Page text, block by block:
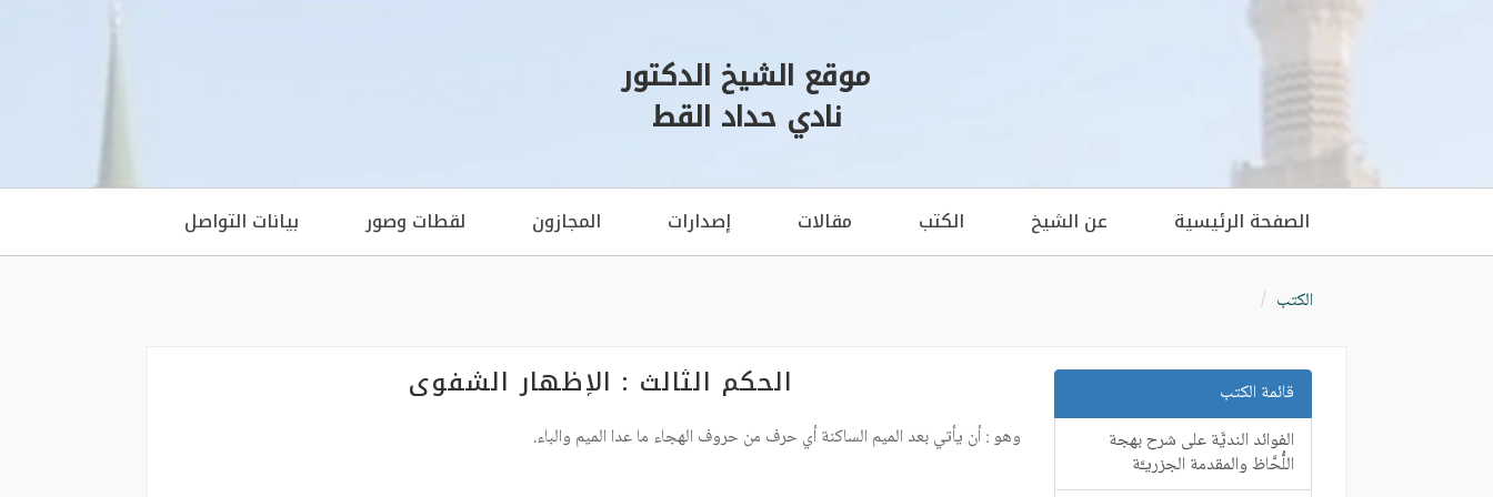
موقع الشيخ الدكتور
نادي حداد القط
الصفحة الرئيسية عن الشيخ الكتب مقالات إصدارات المجازون لقطات وصور بيانات التواصل
الكتب
قائمة الكتب
الفوائد النديَّة على شرح بهجة
اللُّحَّاظ والمقدمة الجزريـَّة
الحكم الثالث : الإظهار الشفوي
وهو : أن يأتي بعد الميم الساكنة أي حرف من حروف الهجاء ما عدا الميم والباء.